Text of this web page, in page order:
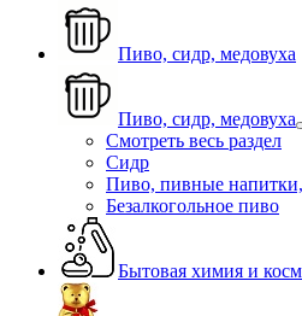
Пиво, сидр, медовуха
Пиво, сидр, медовуха
Смотреть весь раздел
Сидр
Пиво, пивные
Безалкогольное пиво
Бытовая химия и